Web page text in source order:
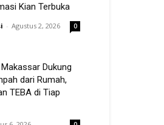
Kian Terbuka
- Agustus 2, 2026 0
Dukung
dari Rumah,
TEBA di Tiap